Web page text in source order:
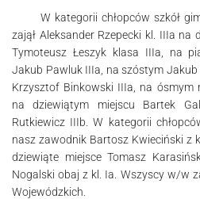
W kategorii chłopców szkół
zajął Aleksander Rzepecki kl. IIIa na
Tymoteusz Łeszyk klasa IIIa, na
Jakub Pawluk IIIa, na szóstym
Krzysztof Binkowski IIIa, na ósmym
na dziewiątym miejscu Bartek
Rutkiewicz IIIb. W kategorii
nasz zawodnik Bartosz Kwieciński z
dziewiąte miejsce Tomasz
Nogalski obaj z kl. Ia. Wszyscy w/w
Wojewódzkich.